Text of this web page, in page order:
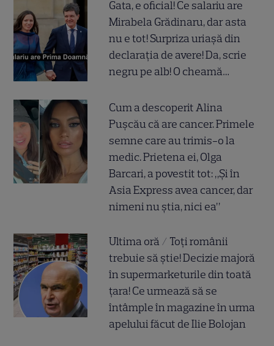
Gata, e oficial! Ce salariu are
Mirabela Grădinaru, dar asta
nu e tot! Surpriza uriașă din
declarația de avere! Da, scrie
negru pe alb! O cheamă…
Cum a descoperit Alina
Pușcău că are cancer. Primele
semne care au trimis-o la
medic. Prietena ei, Olga
Barcari, a povestit tot: „Și în
Asia Express avea cancer, dar
nimeni nu știa, nici ea”
Ultima oră / Toți românii
trebuie să știe! Decizie majoră
în supermarketurile din toată
țara! Ce urmează să se
întâmple în magazine în urma
apelului făcut de Ilie Bolojan